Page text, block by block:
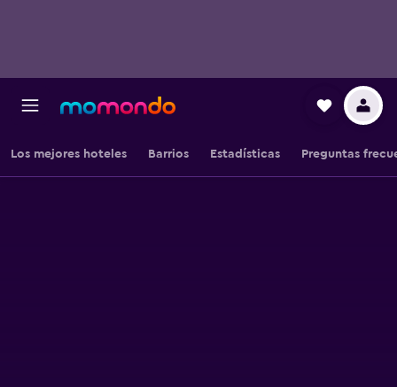
Los mejores hoteles Barrios Estadísticas Preguntas